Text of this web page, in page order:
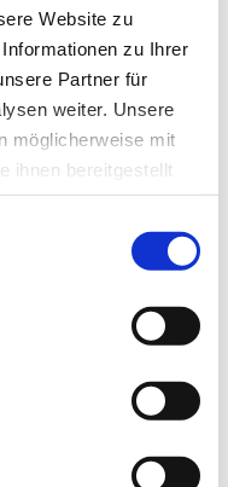
Website zu
zu Ihrer
Partner für
weiter. Unsere
möglicherweise mit
ihnen bereitgestellt
Nutzung der Dienste